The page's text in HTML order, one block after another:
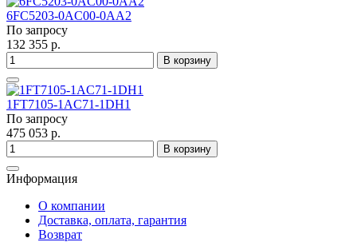
6FC5203-0AC00-0AA2
По запросу
132 355 р.
В корзину
1FT7105-1AC71-1DH1
По запросу
475 053 р.
В корзину
Информация
О компании
Доставка, оплата, гарантия
Возврат